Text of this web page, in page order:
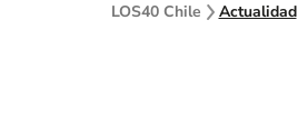
LOS40 Chile Actualidad